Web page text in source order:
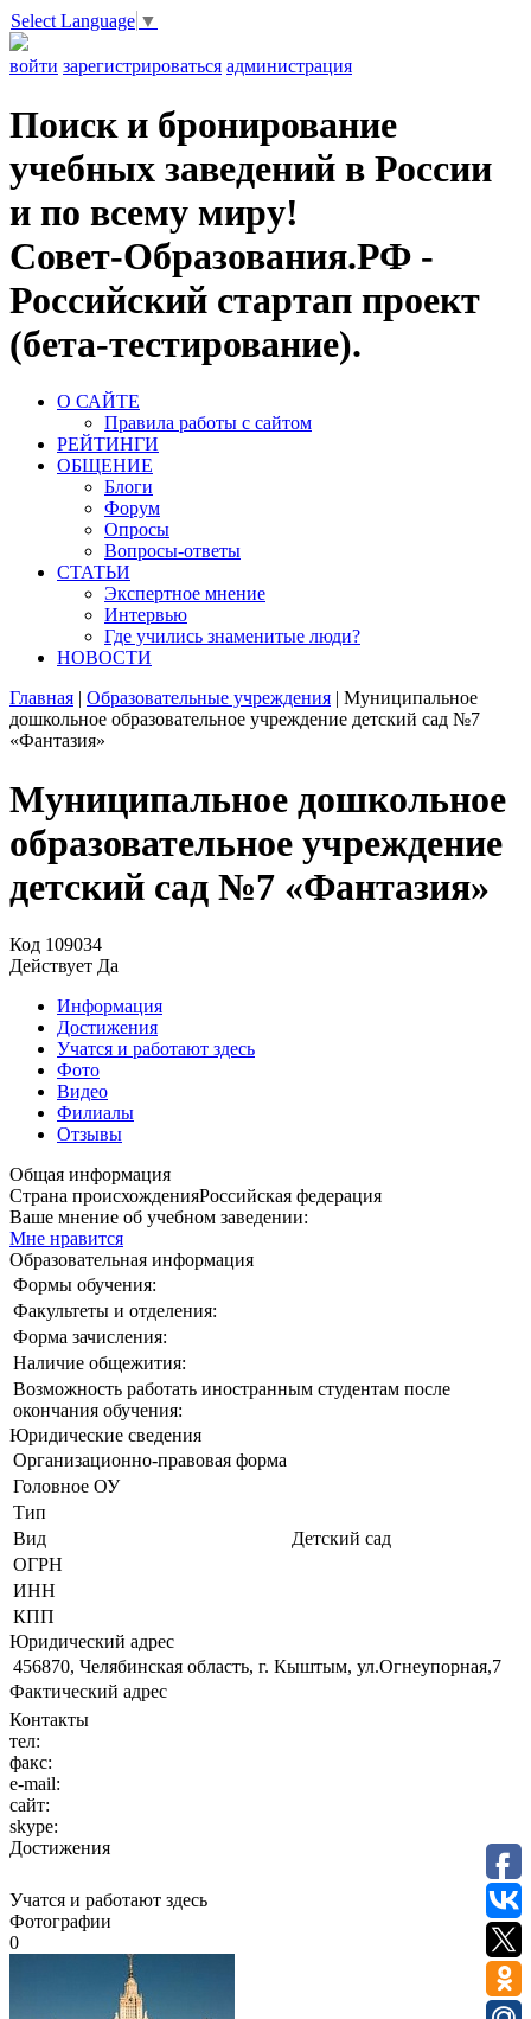
Select Language ▼
войти зарегистрироваться администрация
Поиск и бронирование
учебных заведений в России
и по всему миру!
Совет-Образования.РФ -
Российский стартап проект
(бета-тестирование).
О САЙТЕ
Правила работы с сайтом
РЕЙТИНГИ
ОБЩЕНИЕ
Блоги
Форум
Опросы
Вопросы-ответы
СТАТЬИ
Экспертное мнение
Интервью
Где учились знаменитые люди?
НОВОСТИ
Главная | Образовательные учреждения | Муниципальное
дошкольное образовательное учреждение детский сад №7
«Фантазия»
Муниципальное дошкольное
образовательное учреждение
детский сад №7 «Фантазия»
Код 109034
Действует Да
Информация
Достижения
Учатся и работают здесь
Фото
Видео
Филиалы
Отзывы
Общая информация
Страна происхожденияРоссийская федерация
Ваше мнение об учебном заведении:
Мне нравится
Образовательная информация
Формы обучения:
Факультеты и отделения:
Форма зачисления:
Наличие общежития:
Возможность работать иностранным студентам после
окончания обучения:
Юридические сведения
Организационно-правовая форма
Головное ОУ
Тип
Вид
Детский сад
ОГРН
ИНН
КПП
Юридический адрес
456870, Челябинская область, г. Кыштым, ул.Огнеупорная,7
Фактический адрес
Контакты
тел:
факс:
e-mail:
сайт:
skype:
Достижения
Учатся и работают здесь
Фотографии
0